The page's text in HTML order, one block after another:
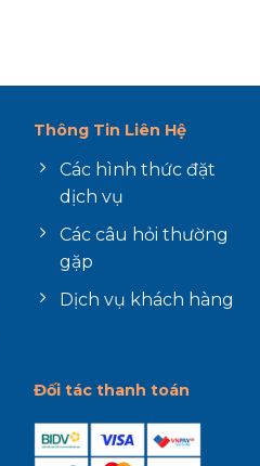
Thông Tin Liên Hệ
Các hình thức đặt
dịch vụ
Các câu hỏi thường
gặp
Dịch vụ khách hàng
Đối tác thanh toán